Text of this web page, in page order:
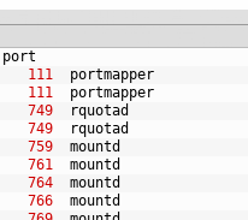
port
111
portmapper
111
portmapper
749
rquotad
749
rquotad
759
mountd
761
mountd
764
mountd
766
mountd